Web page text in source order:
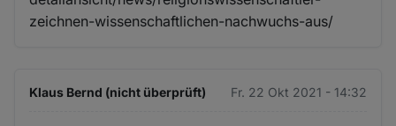
zeichnen-wissenschaftlichen-nachwuchs-aus/
Klaus Bernd (nicht überprüft) Fr. 22 Okt 2021 - 14:32